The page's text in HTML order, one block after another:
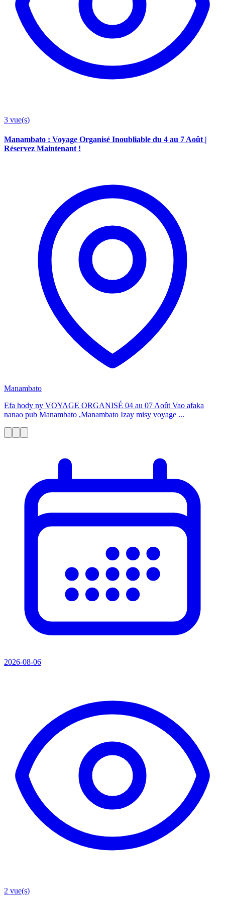
3 vue(s)
Manambato : Voyage Organisé Inoubliable du 4 au 7 Août |
Réservez Maintenant !
Manambato
Efa hody ny VOYAGE ORGANISÉ 04 au 07 Août Vao afaka
nanao pub Manambato ,Manambato Izay misy voyage ...
2026-08-06
2 vue(s)